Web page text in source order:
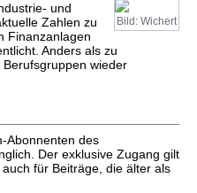
Bild: Wichert
und
Zahlen zu
Finanzanlagen
Anders als zu
wieder
Abonnenten des
Der exklusive Zugang gilt
für Beiträge, die älter als